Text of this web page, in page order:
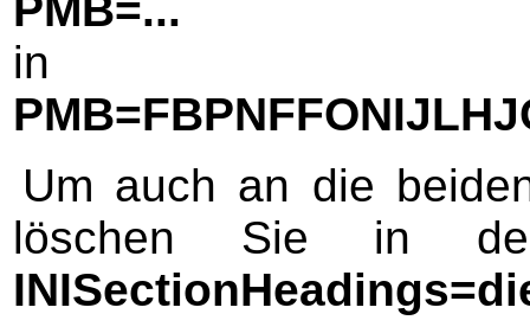
in
Um auch an die
löschen Sie in der